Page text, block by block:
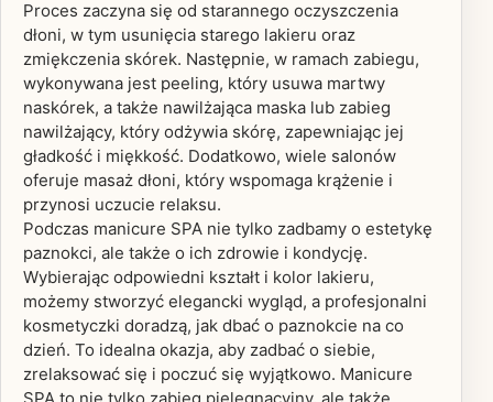
Proces zaczyna się od starannego oczyszczenia
dłoni, w tym usunięcia starego lakieru oraz
zmiękczenia skórek. Następnie, w ramach zabiegu,
wykonywana jest peeling, który usuwa martwy
naskórek, a także nawilżająca maska lub zabieg
nawilżający, który odżywia skórę, zapewniając jej
gładkość i miękkość. Dodatkowo, wiele salonów
oferuje masaż dłoni, który wspomaga krążenie i
przynosi uczucie relaksu.
Podczas manicure SPA nie tylko zadbamy o estetykę
paznokci, ale także o ich zdrowie i kondycję.
Wybierając odpowiedni kształt i kolor lakieru,
możemy stworzyć elegancki wygląd, a profesjonalni
kosmetyczki doradzą, jak dbać o paznokcie na co
dzień. To idealna okazja, aby zadbać o siebie,
zrelaksować się i poczuć się wyjątkowo. Manicure